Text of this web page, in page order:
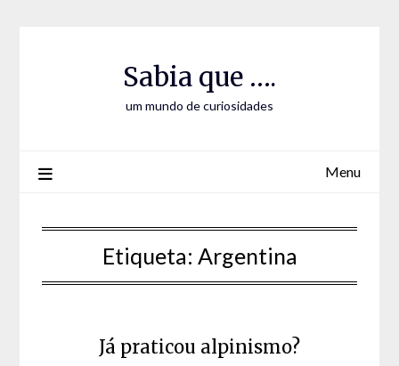
Sabia que ….
um mundo de curiosidades
Menu
Etiqueta: Argentina
Já praticou alpinismo?